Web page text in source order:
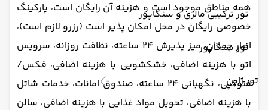
تور ترکیبی مالزی و سنگاپور
تور سنگاپور
تور ژاپن
همه مناطق موجود است و هزینه آن رایگان است، پارکینگ
خصوصی رایگان در محل امکان پذیر است (رزرو لازم است)،
انبار چمدان، میز پذیرش 24 ساعته، نظافت روزانه، سرویس
اتو با هزینه اضافی، خشکشویی با هزینه اضافی، فکس/
فتوکپی، نگهبانی 24 ساعته، صندوق امانات، خدمات شاتل
با هزینه اضافی، تحویل مواد غذایی با هزینه اضافی، سالن